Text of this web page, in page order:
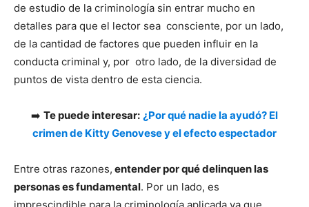
de estudio de la criminología sin entrar mucho en
detalles para que el lector sea consciente, por un lado,
de la cantidad de factores que pueden influir en la
conducta criminal y, por otro lado, de la diversidad de
puntos de vista dentro de esta ciencia.
➡️ Te puede interesar: ¿Por qué nadie la ayudó? El
crimen de Kitty Genovese y el efecto espectador
Entre otras razones, entender por qué delinquen las
personas es fundamental. Por un lado, es
imprescindible para la criminología aplicada ya que